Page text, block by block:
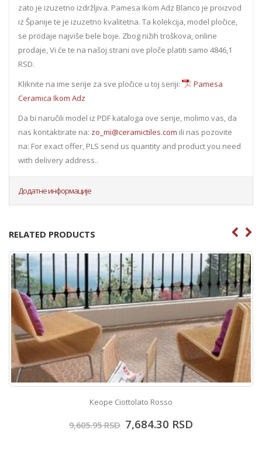
zato je izuzetno izdržljiva. Pamesa Ikom Adz Blanco je proizvod
iz Španije te je izuzetno kvalitetna. Ta kolekcija, model pločice,
se prodaje najviše bele boje. Zbog nižih troškova, online
prodaje, Vi će te na našoj strani ove ploče platiti samo 4846,1
RSD.
Kliknite na ime serije za sve pločice u toj seriji:
Pamesa
Ceramica Ikom Adz
Da bi naručili model iz PDF kataloga ove serije, molimo vas, da
nas kontaktirate na: zo_mi@ceramictiles.com ili nas pozovite
na: For exact offer, PLS send us quantity and product you need
with delivery address..
Додатне информације
RELATED PRODUCTS
Keope Ciottolato Rosso
9,605.95RSD 7,684.30 RSD